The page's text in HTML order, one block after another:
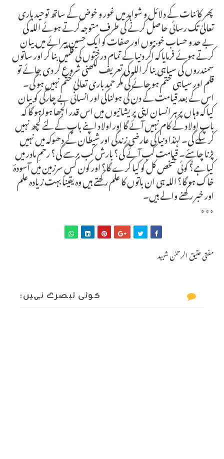
پھر کائنات کے دلائل و شواہد میں غور و خوض کے ساتھ توحید باری
تعالیٰ تک رسائی حاصل کرنے کی طرف متوجہ کرتے ہوئے اللہ کی
بے حد و حساب خوبیوں اور صفات کو ایک حسین پیرائے میں بیان
کرتے ہوئے فرمایا کہ اگر دنیا کے تمام درختوں کی قلمیں بنا کر اور ساتوں
سمندروں کی سیاہی بنا کر اللہ کی تعریف لکھنی شروع کر دی جائے تو
قلم اور سیاہی ختم ہو جائے گی مگر حمد باری تعالیٰ ختم نہیں ہو گی۔
اس کے بعد قیامت کے دن کی ہولناکی اور انسانی بے چارگی کو بیان
کیا کہ وہاں پر ہر انسان اپنی پریشانیوں میں اس قدر الجھا ہوا ہو گا کہ
باپ اولاد کے کام نہیں آئے گا اور اولاد اپنے باپ کے لئے کچھ نہیں
کر سکے گی۔ لہٰذا دنیا کی عارضی زندگی اور شیطان کے دھوکہ میں نہیں
پڑنا چاہئے۔ قیامت کب آئے گی؟ بارش کب برسے گی؟ رحمِ مادر میں
کیا ہے؟ کوئی شخص کل کو کیا کرے گا؟ اور کون کس سرزمین میں آسودۂ
خاک ہو گا؟ اللہ ہی ان باتوں کا علم رکھتے ہیں وہ یقیناً بہت زیادہ علم
اور خبر رکھنے والے ہیں۔
٭٭٭
مفتی عتیق الرحمٰن شہید
کوئی تبصرے نہیں: